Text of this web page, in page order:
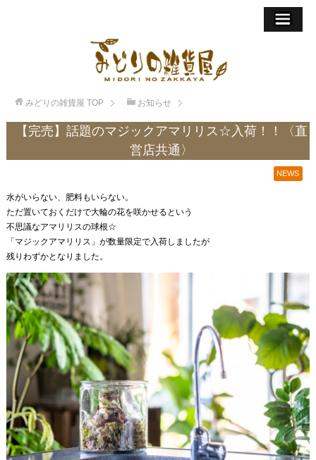
みどりの雑貨屋 TOP お知らせ
【完売】話題のマジックアマリリス☆入荷！！〈直
営店共通〉
NEWS
水がいらない、肥料もいらない。
ただ置いておくだけで大輪の花を咲かせるという
不思議なアマリリスの球根☆
「マジックアマリリス」が数量限定で入荷しましたが
残りわずかとなりました。